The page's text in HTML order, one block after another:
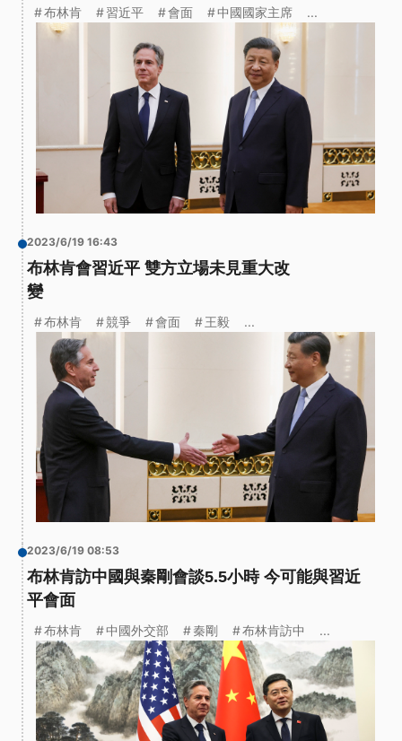
布林肯 習近平 會面 中國國家主席 ...
2023/6/19 16:43
布林肯會習近平 雙方立場未見重大改
變
布林肯 競爭 會面 王毅 ...
2023/6/19 08:53
布林肯訪中國與秦剛會談5.5小時 今可能與習近
平會面
布林肯 中國外交部 秦剛 布林肯訪中 ...